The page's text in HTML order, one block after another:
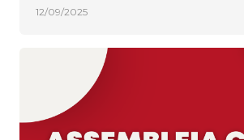
12/09/2025